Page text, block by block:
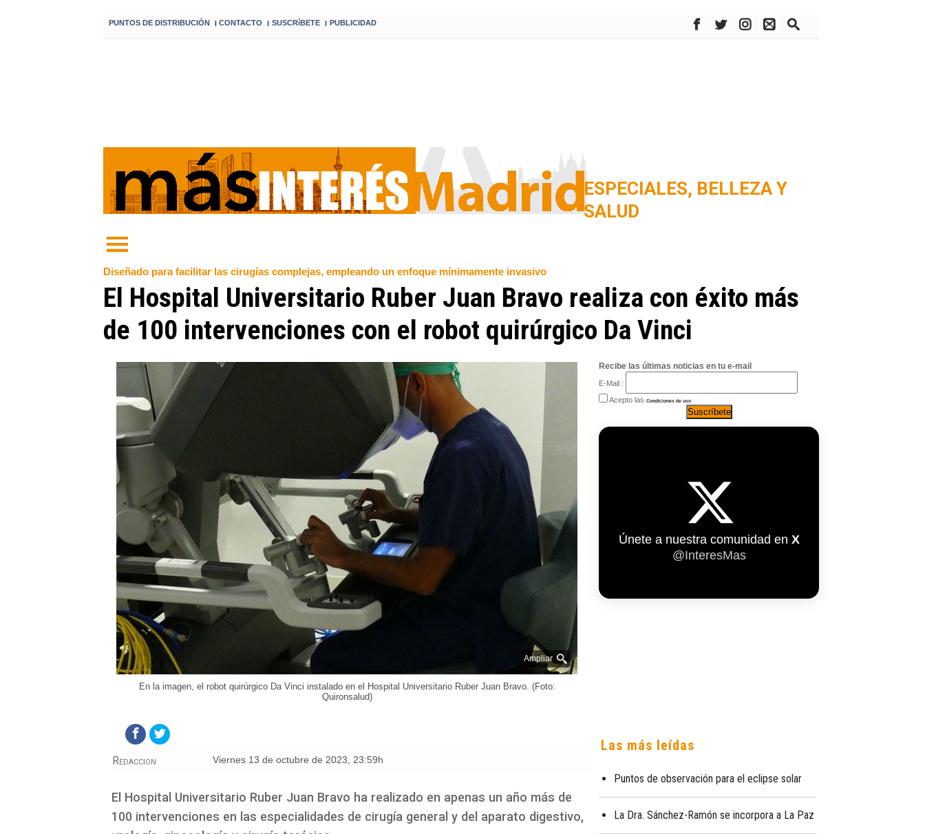
PUNTOS DE DISTRIBUCIÓN I CONTACTO I SUSCRíBETE I PUBLICIDAD
ESPECIALES, BELLEZA Y
SALUD
Diseñado para facilitar las cirugías complejas, empleando un enfoque mínimamente invasivo
El Hospital Universitario Ruber Juan Bravo realiza con éxito más
de 100 intervenciones con el robot quirúrgico Da Vinci
Ampliar
En la imagen, el robot quirúrgico Da Vinci instalado en el Hospital Universitario Ruber Juan Bravo. (Foto:
Quironsalud)
viernes 13 de octubre de 2023, 23:59h
Redaccion
El Hospital Universitario Ruber Juan Bravo ha realizado en apenas un año más de
100 intervenciones en las especialidades de cirugía general y del aparato digestivo,
Recibe las últimas noticias en tu e-mail
E-Mail :
Acepto las Condiciones de uso
Únete a nuestra comunidad en X
@InteresMas
Las más leídas
Puntos de observación para el eclipse solar
La Dra. Sánchez-Ramón se incorpora a La Paz